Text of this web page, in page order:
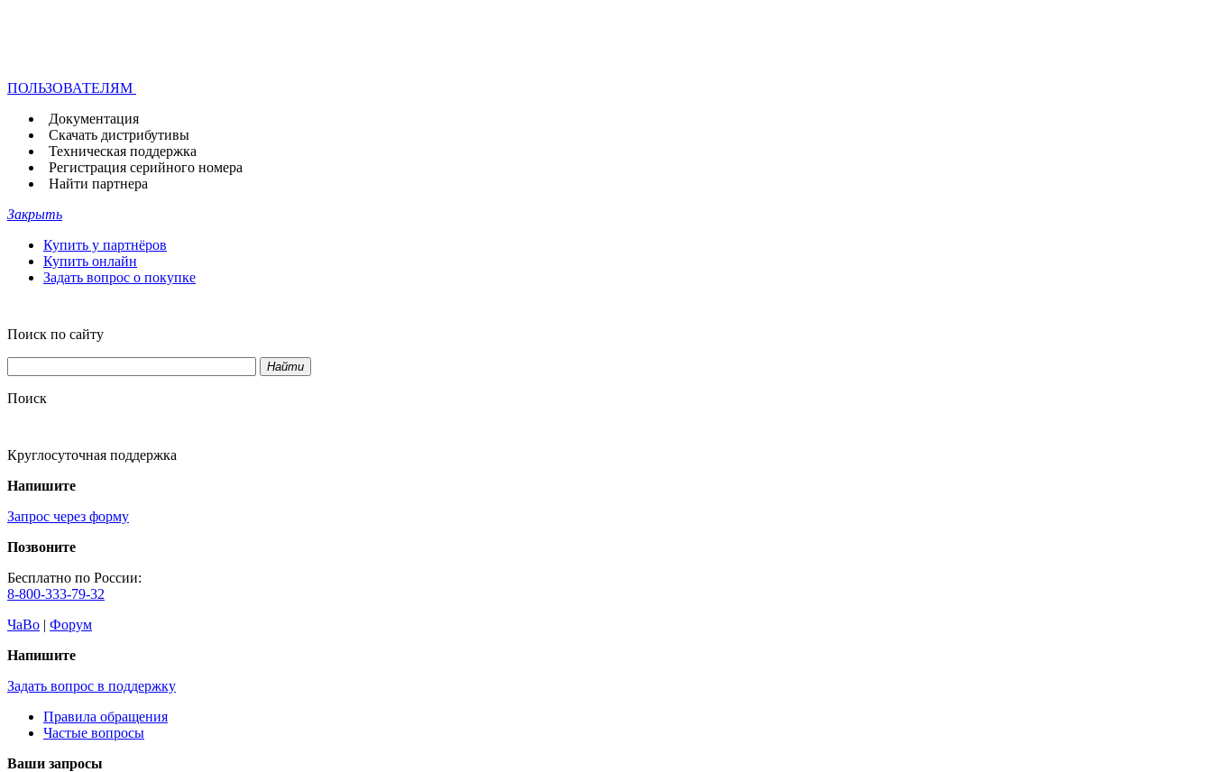
ПОЛЬЗОВАТЕЛЯМ
Документация
Скачать дистрибутивы
Техническая поддержка
Регистрация серийного номера
Найти партнера
Закрыть
Купить у партнёров
Купить онлайн
Задать вопрос о покупке
Поиск по сайту
Найти
Поиск
Круглосуточная поддержка
Напишите
Запрос через форму
Позвоните
Бесплатно по России:
8-800-333-79-32
ЧаВо | Форум
Напишите
Задать вопрос в поддержку
Правила обращения
Частые вопросы
Ваши запросы